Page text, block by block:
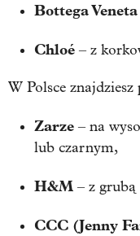
Bottega Veneta
Chloé – z
W Polsce
Zarze – na
lub czarnym,
H&M – z grubą
CCC (Jenny